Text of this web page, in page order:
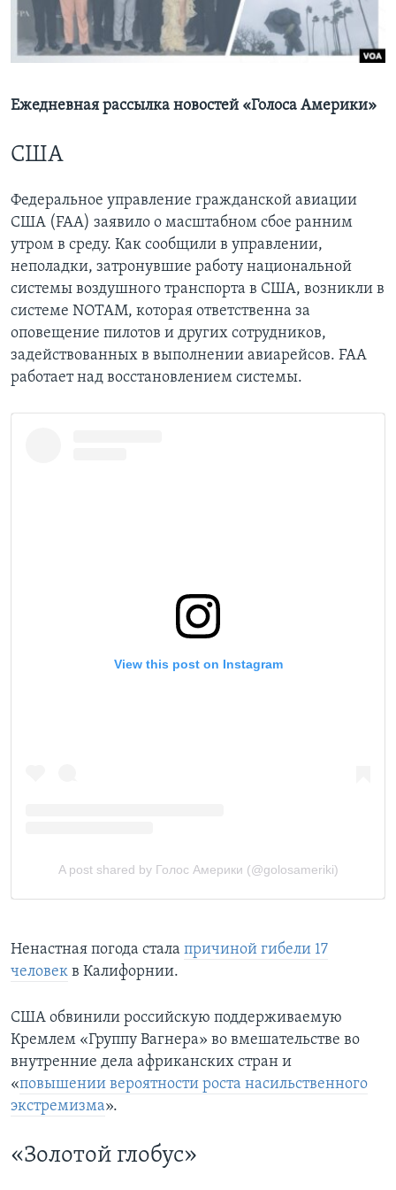
Learning English
Языки
Ежедневная рассылка новостей «Голоса Америки»
США
Федеральное управление гражданской авиации
США (FAA) заявило о масштабном сбое ранним
утром в среду. Как сообщили в управлении,
неполадки, затронувшие работу национальной
системы воздушного транспорта в США, возникли в
системе NOTAM, которая ответственна за
оповещение пилотов и других сотрудников,
задействованных в выполнении авиарейсов. FAA
работает над восстановлением системы.
Ненастная погода стала причиной гибели 17
человек в Калифорнии.
США обвинили российскую поддерживаемую
Кремлем «Группу Вагнера» во вмешательстве во
внутренние дела африканских стран и
«повышении вероятности роста насильственного
экстремизма».
«Золотой глобус»